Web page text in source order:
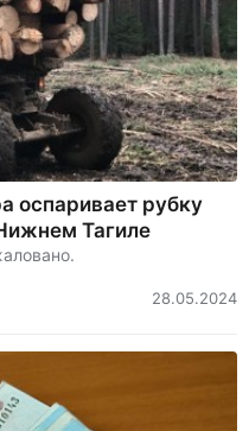
оспаривает рубку
Тагиле
28.05.2024